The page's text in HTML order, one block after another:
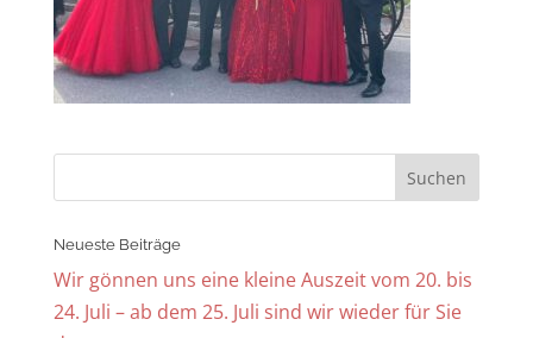
Neueste Beiträge
Wir gönnen uns eine kleine Auszeit vom 20. bis
24. Juli – ab dem 25. Juli sind wir wieder für Sie